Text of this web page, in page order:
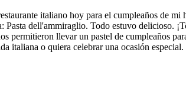
italiano hoy para el cumpleaños de
Pasta dell'ammiraglio. Todo estuvo delicioso.
permitieron llevar un pastel de cumpleaños
italiana o quiera celebrar una ocasión especial.